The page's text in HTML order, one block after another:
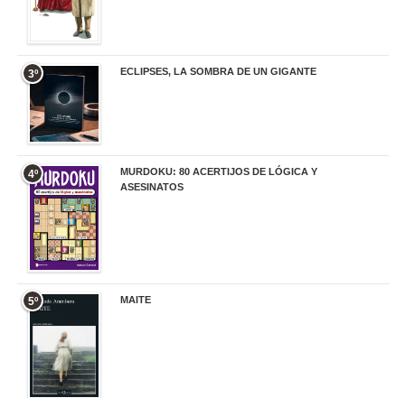
3º ECLIPSES, LA SOMBRA DE UN GIGANTE
4º
MURDOKU: 80 ACERTIJOS DE LÓGICA Y
ASESINATOS
5º MAITE